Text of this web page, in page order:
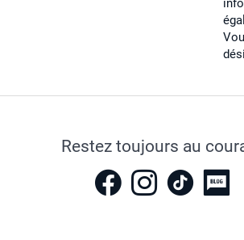
Restez toujours au